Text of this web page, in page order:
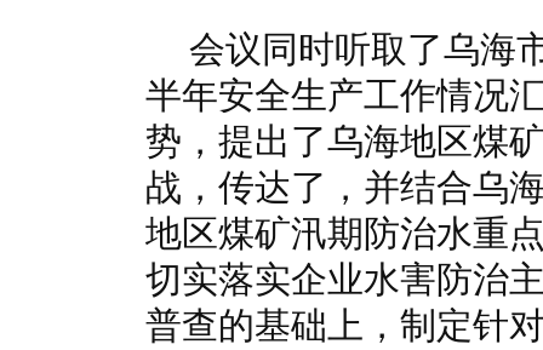
会议同时听取了乌海
半年安全生产工作情况
势，提出了乌海地区煤
战，传达了，并结合乌
地区煤矿汛期防治水重
切实落实企业水害防治
普查的基础上，制定针